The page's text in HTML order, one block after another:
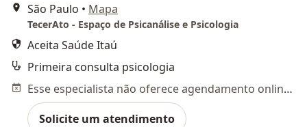
São Paulo • Mapa
TecerAto - Espaço de Psicanálise e Psicologia
Aceita Saúde Itaú
Primeira consulta psicologia
Esse especialista não oferece agendamento online para esse endereço.
Solicite um atendimento